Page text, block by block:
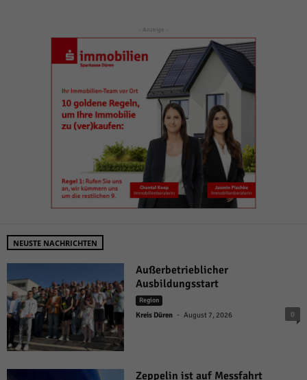
- Anzeige -
NEUSTE NACHRICHTEN
Außerbetrieblicher
Ausbildungsstart
Region
Kreis Düren - August 7, 2026 0
Zeppelin ist auf Messfahrt